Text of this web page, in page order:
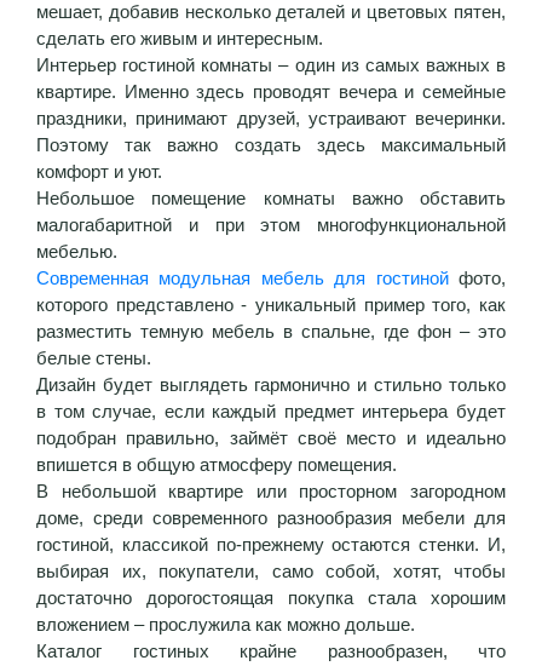
мешает, добавив несколько деталей и цветовых пятен,
сделать его живым и интересным.
Интерьер гостиной комнаты – один из самых важных в
квартире. Именно здесь проводят вечера и семейные
праздники, принимают друзей, устраивают вечеринки.
Поэтому так важно создать здесь максимальный
комфорт и уют.
Небольшое помещение комнаты важно обставить
малогабаритной и при этом многофункциональной
мебелью.
Современная модульная мебель для гостинойфото,
которого представлено - уникальный пример того, как
разместить темную мебель в спальне, где фон – это
белые стены.
Дизайн будет выглядеть гармонично и стильно только
в том случае, если каждый предмет интерьера будет
подобран правильно, займёт своё место и идеально
впишется в общую атмосферу помещения.
В небольшой квартире или просторном загородном
доме, среди современного разнообразия мебели для
гостиной, классикой по-прежнему остаются стенки. И,
выбирая их, покупатели, само собой, хотят, чтобы
достаточно дорогостоящая покупка стала хорошим
вложением – прослужила как можно дольше.
Каталог гостиных крайне разнообразен, что